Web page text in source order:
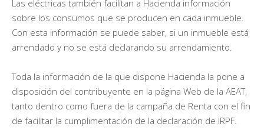
Las eléctricas también facilitan a Hacienda información
sobre los consumos que se producen en cada inmueble.
Con esta información se puede saber, si un inmueble está
arrendado y no se está declarando su arrendamiento.
Toda la información de la que dispone Hacienda la pone a
disposición del contribuyente en la página Web de la AEAT,
tanto dentro como fuera de la campaña de Renta con el fin
de facilitar la cumplimentación de la declaración de IRPF.